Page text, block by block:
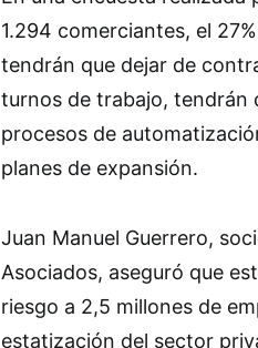
1.294 comerciantes, el
tendrán que dejar de
turnos de trabajo, tendrán
procesos de
planes de expansión.
Juan Manuel Guerrero,
Asociados, aseguró que
riesgo a 2,5 millones de
estatización del sector